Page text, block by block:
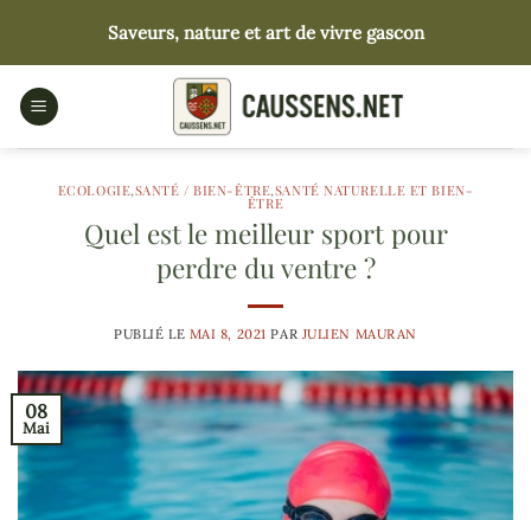
contenu
Saveurs, nature et art de vivre gascon
ECOLOGIE,SANTÉ / BIEN-ÊTRE,SANTÉ NATURELLE ET BIEN-
ÊTRE
Quel est le meilleur sport pour
perdre du ventre ?
PUBLIÉ LE MAI 8, 2021 PAR JULIEN MAURAN
08
Mai